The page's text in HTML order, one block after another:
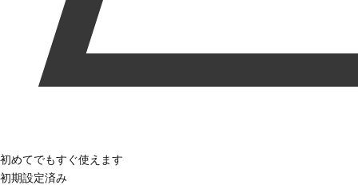
初めてでもすぐ使えます
初期設定済み